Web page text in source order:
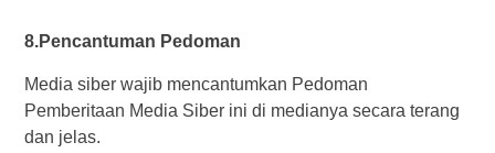
8.Pencantuman Pedoman
Media siber wajib mencantumkan Pedoman
Pemberitaan Media Siber ini di medianya secara terang
dan jelas.